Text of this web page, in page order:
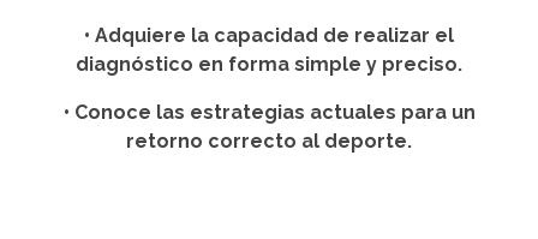
• Adquiere la capacidad de realizar el
diagnóstico en forma simple y preciso.
• Conoce las estrategias actuales para un
retorno correcto al deporte.